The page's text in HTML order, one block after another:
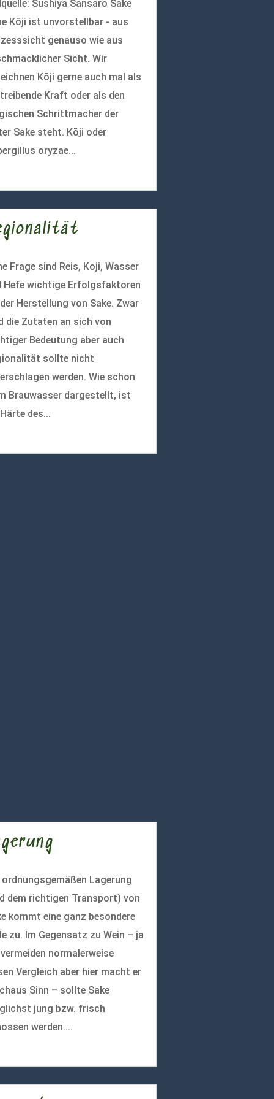
Sushiya Sansaro Sake
Kōji ist unvorstellbar - aus
genauso wie aus
Sicht. Wir
Kōji gerne auch mal als
Kraft oder als den
Schrittmacher der
Sake steht. Kōji oder
oryzae...
Frage sind Reis, Koji, Wasser
Hefe wichtige Erfolgsfaktoren
Herstellung von Sake. Zwar
die Zutaten an sich von
Bedeutung aber auch
sollte nicht
werden. Wie schon
Brauwasser dargestellt, ist
des...
ordnungsgemäßen Lagerung
dem richtigen Transport) von
kommt eine ganz besondere
zu. Im Gegensatz zu Wein – ja
normalerweise
Vergleich aber hier macht er
Sinn – sollte Sake
jung bzw. frisch
werden....